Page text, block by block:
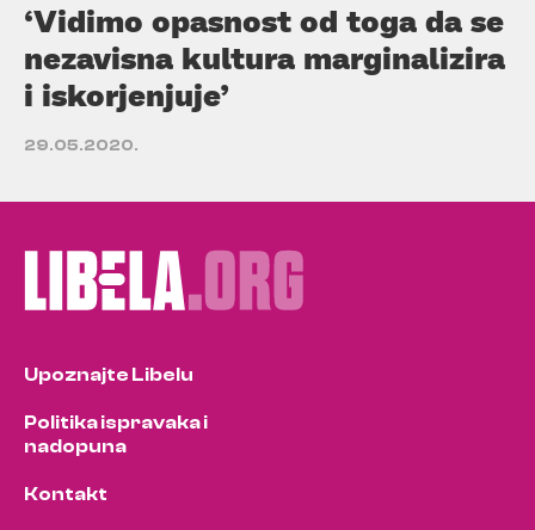
‘Vidimo opasnost od toga da se
nezavisna kultura marginalizira
i iskorjenjuje’
29.05.2020.
Upoznajte Libelu
Politika ispravaka i
nadopuna
Kontakt